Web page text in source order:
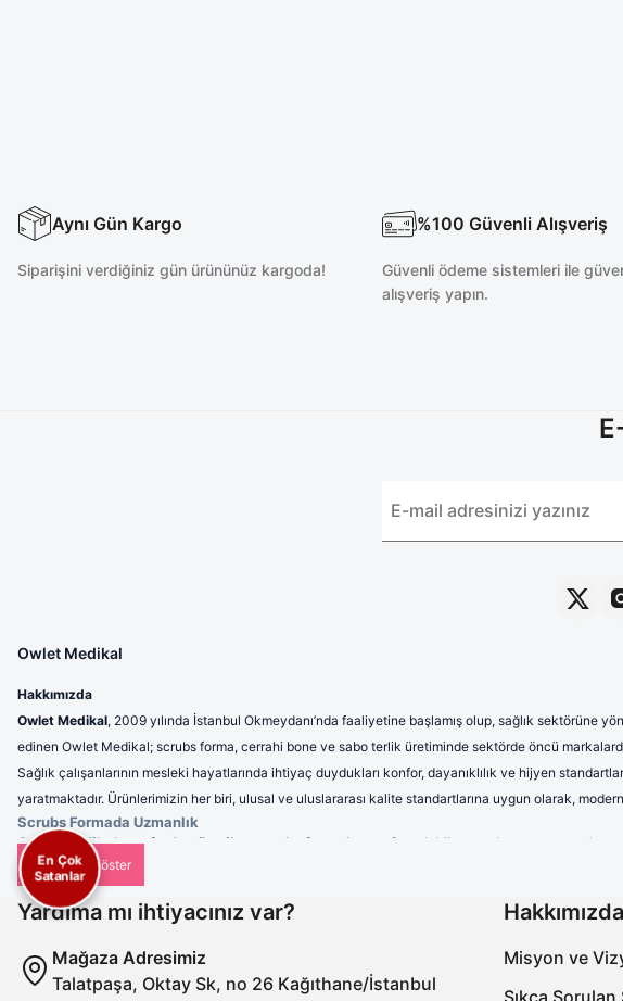
Aynı Gün Kargo
Siparişini verdiğiniz gün ürününüz kargoda!
%100 Güvenli Alışveriş
Güvenli ödeme sistemleri ile
alışveriş yapın.
Owlet Medikal
Hakkımızda
Owlet Medikal, 2009 yılında İstanbul Okmeydanı’nda faaliyetine başlamış olup, sağlık
edinen Owlet Medikal; scrubs forma, cerrahi bone ve sabo terlik üretiminde sektörde öncü
Sağlık çalışanlarının mesleki hayatlarında ihtiyaç duydukları konfor, dayanıklılık ve hijyen
yaratmaktadır. Ürünlerimizin her biri, ulusal ve uluslararası kalite standartlarına uygun olarak,
Scrubs Formada Uzmanlık
Owlet Medikal tarafından üretilen scrubs formalar
; nefes alabilen, terletmeyen ve
profesyonel bir görünüm sunulmaktadır. Ergonomik tasarımı sayesinde uzun saatler
Cerrahi Bonelerde Hijyen ve Rahatlık
Hijyenin en kritik unsurlardan biri olduğu sağlık sektöründe, cerrahi bonelerimiz yüksek
kullanımlarda dahi maksimum konfor sunar. Tek renk seçeneklerinin yanı sıra, farklı
Uzun saatler boyunca ayakta çalışan sağlık personeli için ürettiğimiz sabo terlikler,
azaltan ve dayanıklılığıyla uzun ömürlü kullanım sağlayan sabo terliklerimiz, işlevselliğin
Yardıma mı ihtiyacınız var?
Mağaza Adresimiz
Talatpaşa, Oktay Sk, no 26 Kağıthane/İstanbul
Hakkımızda
Misyon ve
Sıkça
En Çok
Satanlar